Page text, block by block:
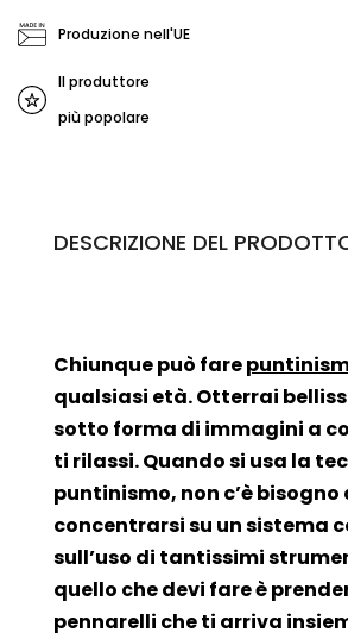
Produzione nell'UE
Il produttore
più popolare
DESCRIZIONE DEL
Chiunque può fare
qualsiasi età. Otterrai
sotto forma di immagini a
ti rilassi. Quando si usa la
puntinismo, non c’è bisogno
concentrarsi su un sistema
sull’uso di tantissimi
quello che devi fare è
pennarelli che ti arriva